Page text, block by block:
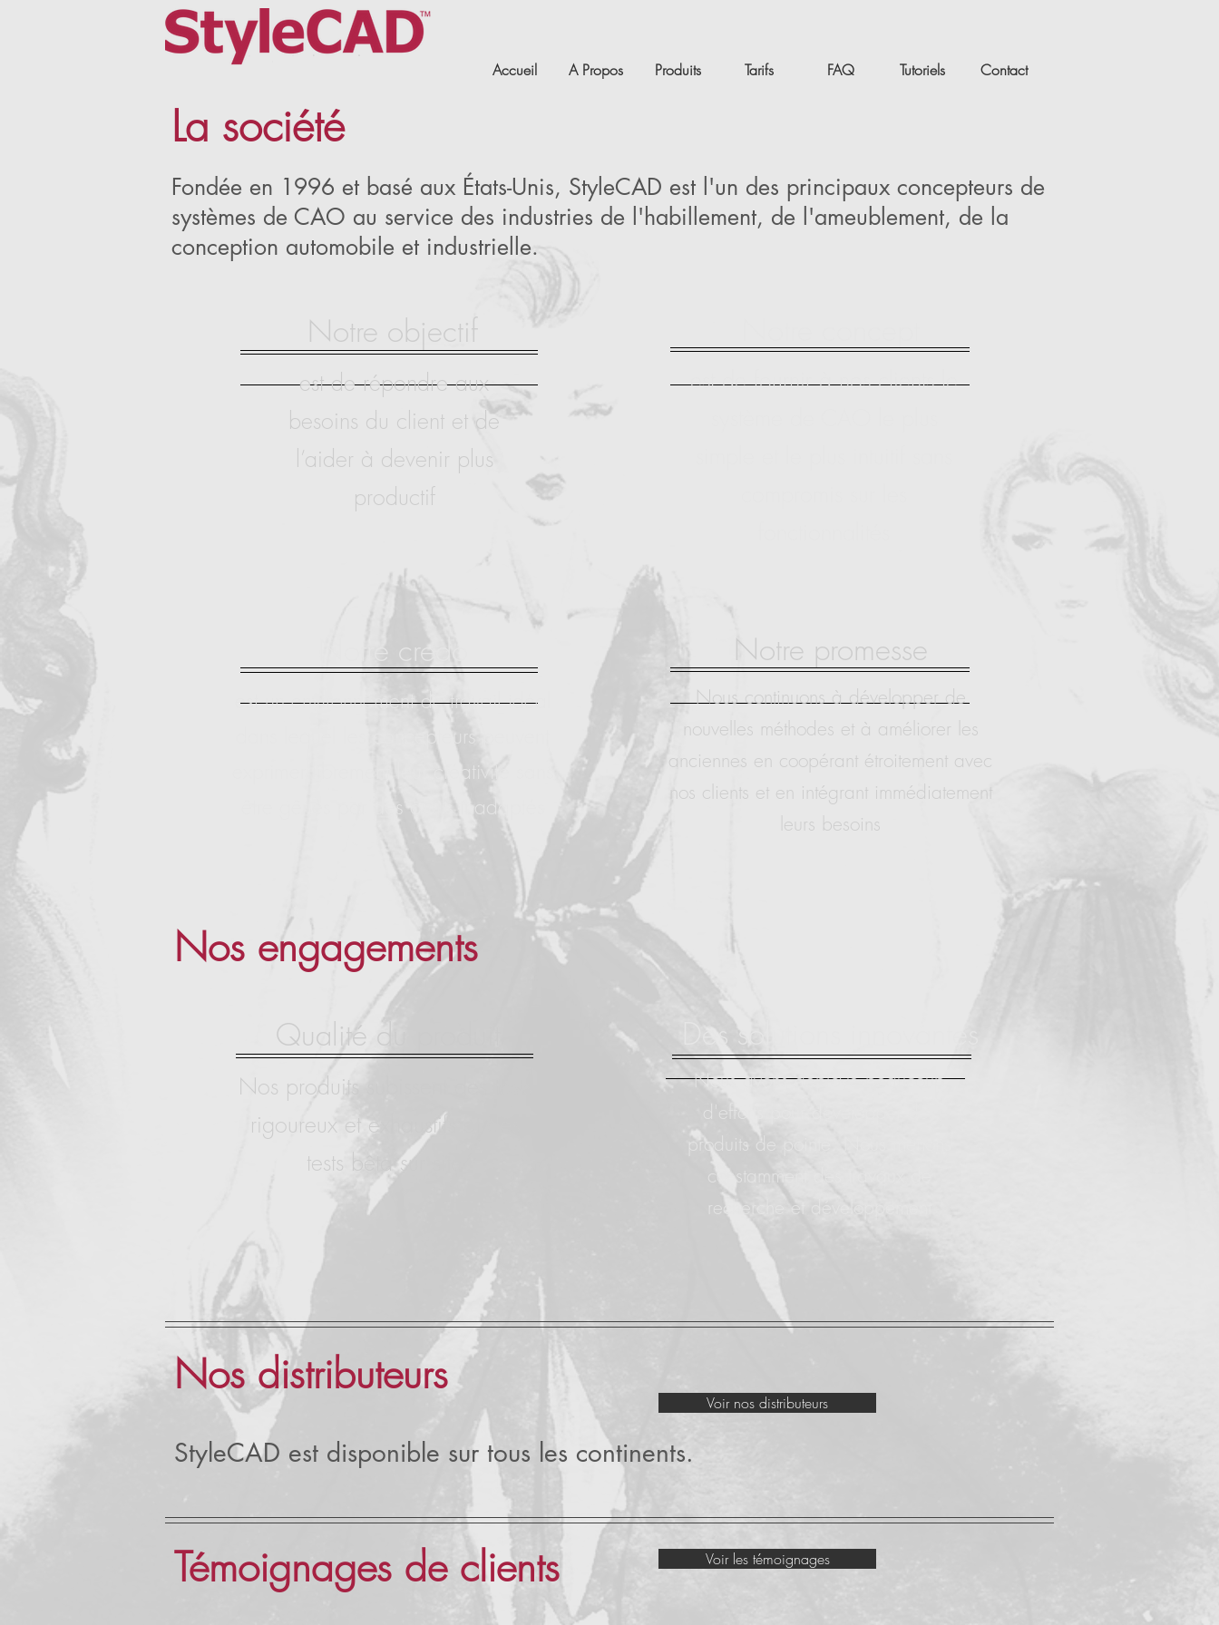
Accueil A Propos Produits Tarifs FAQ Tutoriels Contact
La société
Fondée en 1996 et basé aux États-Unis, StyleCAD est l'un des principaux concepteurs de
systèmes de CAO au service des industries de l'habillement, de l'ameublement, de la
conception automobile et industrielle.
Notre objectif
est de répondre aux
besoins du client et de
l’aider à devenir plus
productif
est de fournir à nos clients le
Notre credo
est un environnement de travail idéal
dans lequel les concepteurs peuvent
exprimer librement leur créativité sans
être gênés par des outils inadaptés
Notre promesse
Nous continuons à développer de
nouvelles méthodes et à améliorer les
anciennes en coopérant étroitement avec
nos clients et en intégrant immédiatement
leurs besoins
Nos engagements
Qualité du produit
Nos produits subissent des tests
rigoureux et exhaustifs et des
tests bêta sur site
Des solutions innovantes
Nous avons déployé beaucoup
d'efforts pour développer des
produits de pointe. Nous menons
constamment des travaux de
recherche et développement
Nos distributeurs
Voir nos distributeurs
StyleCAD est disponible sur tous les continents.
Témoignages de clients Voir les témoignages